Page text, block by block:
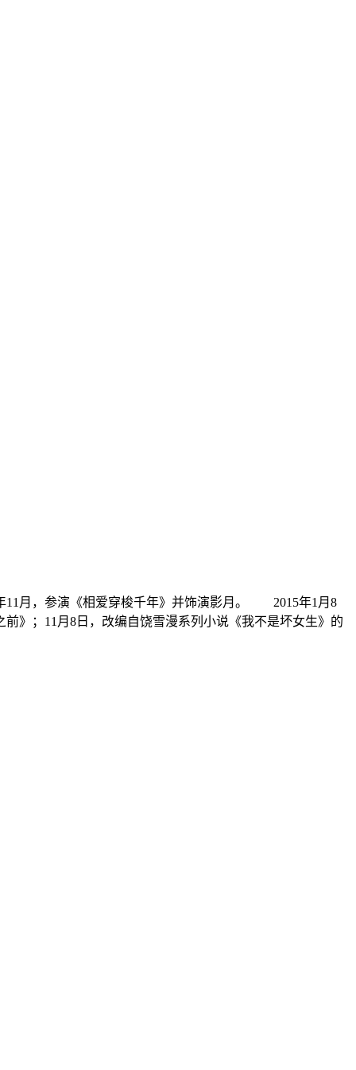
11月，参演《相爱穿梭千年》并饰演影月。 2015年1月8
》；11月8日，改编自饶雪漫系列小说《我不是坏女生》的